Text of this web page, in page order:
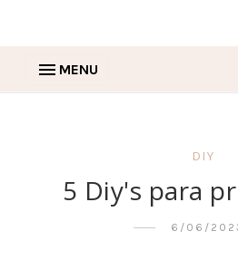
MENU
DIY
5 Diy's para
6/06/